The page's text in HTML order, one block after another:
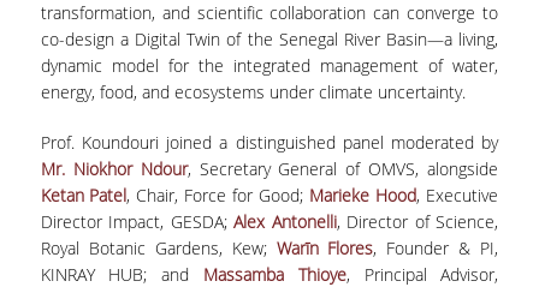
transformation, and scientific collaboration can converge to
co-design a Digital Twin of the Senegal River Basin—a living,
dynamic model for the integrated management of water,
energy, food, and ecosystems under climate uncertainty.
Prof. Koundouri joined a distinguished panel moderated by
Mr. Niokhor Ndour, Secretary General of OMVS, alongside
Ketan Patel, Chair, Force for Good; Marieke Hood, Executive
Director Impact, GESDA;Alex Antonelli, Director of Science,
Royal Botanic Gardens, Kew; Warīn Flores, Founder & PI,
KINRAY HUB; and Massamba Thioye, Principal Advisor,